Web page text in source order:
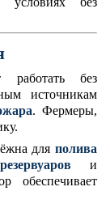
без
источникам
. Фермеры,
для полива
и
обеспечивает